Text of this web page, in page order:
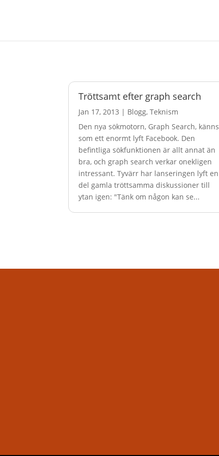
Tröttsamt efter graph search
Jan 17, 2013 | Blogg,Teknism
Den nya sökmotorn, Graph Search, känns
som ett enormt lyft Facebook. Den
befintliga sökfunktionen är allt annat än
bra, och graph search verkar onekligen
intressant. Tyvärr har lanseringen lyft en
del gamla tröttsamma diskussioner till
ytan igen: "Tänk om någon kan se...